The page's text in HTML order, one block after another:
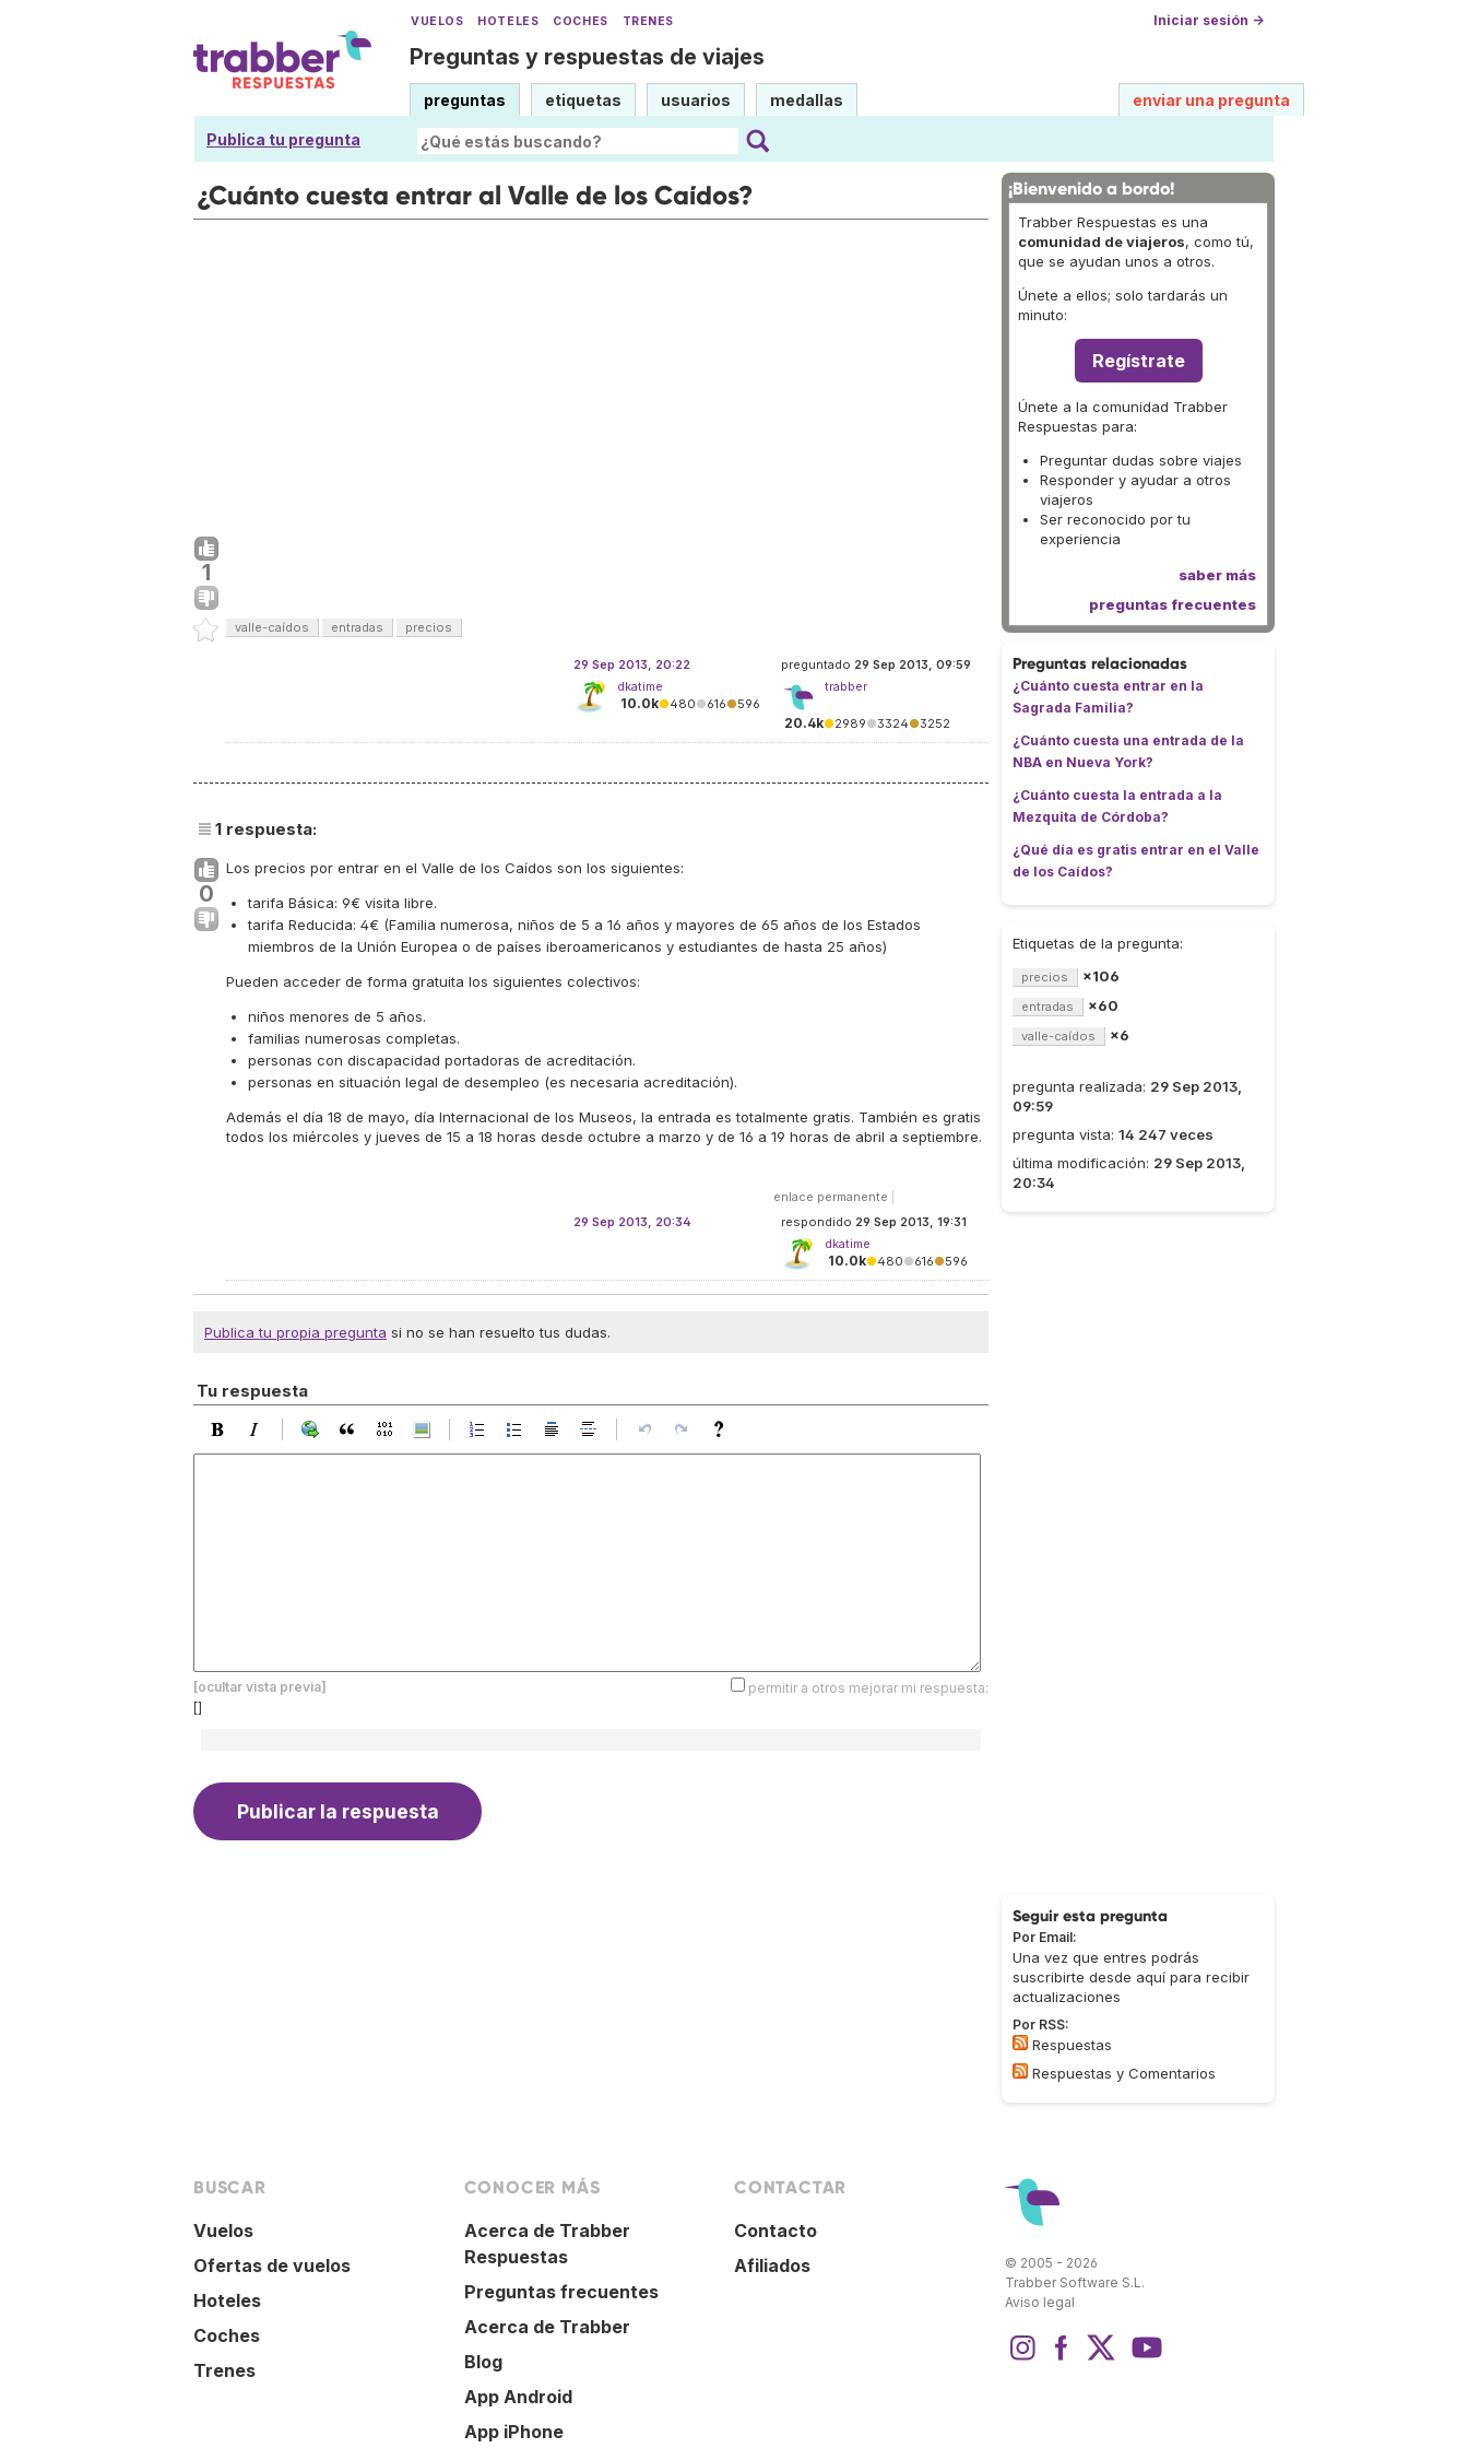
VUELOS HOTELES COCHES TRENES Iniciar sesión →
Preguntas y respuestas de viajes
preguntas etiquetas usuarios medallas enviar una pregunta
Publica tu pregunta
¿Cuánto cuesta entrar al Valle de los Caídos?
1
valle-caídos entradas precios
preguntado 29 Sep 2013, 09:59
trabber
20.4k●2989●3324●3252
29 Sep 2013, 20:22
dkatime
10.0k●480●616●596
1 respuesta:
0
Los precios por entrar en el Valle de los Caídos son los siguientes:
tarifa Básica: 9€ visita libre.
tarifa Reducida: 4€ (Familia numerosa, niños de 5 a 16 años y mayores de 65 años de los Estados
miembros de la Unión Europea o de países iberoamericanos y estudiantes de hasta 25 años)
Pueden acceder de forma gratuita los siguientes colectivos:
niños menores de 5 años.
familias numerosas completas.
personas con discapacidad portadoras de acreditación.
personas en situación legal de desempleo (es necesaria acreditación).
Además el día 18 de mayo, día Internacional de los Museos, la entrada es totalmente gratis. También es gratis
todos los miércoles y jueves de 15 a 18 horas desde octubre a marzo y de 16 a 19 horas de abril a septiembre.
enlace permanente
respondido 29 Sep 2013, 19:31
dkatime
10.0k●480●616●596
29 Sep 2013, 20:34
Publica tu propia pregunta si no se han resuelto tus dudas.
Tu respuesta
[ocultar vista previa]
permitir a otros mejorar mi respuesta:
[]
¡Bienvenido a bordo!
Trabber Respuestas es una
comunidad de viajeros, como tú,
que se ayudan unos a otros.
Únete a ellos; solo tardarás un
minuto:
Regístrate
Únete a la comunidad Trabber
Respuestas para:
Preguntar dudas sobre viajes
Responder y ayudar a otros
viajeros
Ser reconocido por tu
experiencia
saber más
preguntas frecuentes
Preguntas relacionadas
¿Cuánto cuesta entrar en la
Sagrada Familia?
¿Cuánto cuesta una entrada de la
NBA en Nueva York?
¿Cuánto cuesta la entrada a la
Mezquita de Córdoba?
¿Qué día es gratis entrar en el Valle
de los Caídos?
Etiquetas de la pregunta:
precios ×106
entradas ×60
valle-caídos ×6
pregunta realizada: 29 Sep 2013,
09:59
pregunta vista: 14 247 veces
última modificación: 29 Sep 2013,
20:34
Seguir esta pregunta
Por Email:
Una vez que entres podrás
suscribirte desde aquí para recibir
actualizaciones
Por RSS:
Respuestas
Respuestas y Comentarios
BUSCAR
Vuelos
Ofertas de vuelos
Hoteles
Coches
Trenes
CONOCER MÁS
Acerca de Trabber
Respuestas
Preguntas frecuentes
Acerca de Trabber
Blog
App Android
App iPhone
CONTACTAR
Contacto
Afiliados
© 2005 - 2026
Trabber Software S.L.
Aviso legal